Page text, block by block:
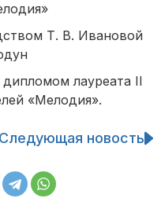
Т. В. Ивановой
лауреата II
«Мелодия».
Следующая новость